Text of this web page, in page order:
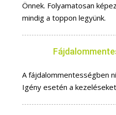
Önnek. Folyamatosan
mindig a toppon legyünk.
A fájdalommentességben
Igény esetén a